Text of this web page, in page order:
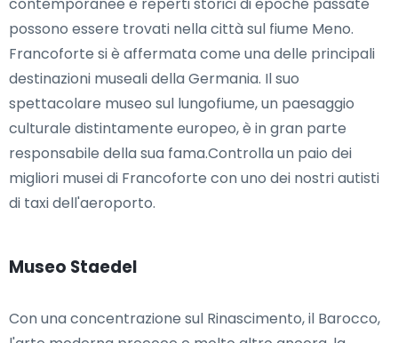
contemporanee e reperti storici di epoche passate
possono essere trovati nella città sul fiume Meno.
Francoforte si è affermata come una delle principali
destinazioni museali della Germania. Il suo
spettacolare museo sul lungofiume, un paesaggio
culturale distintamente europeo, è in gran parte
responsabile della sua fama.Controlla un paio dei
migliori musei di Francoforte con uno dei nostri autisti
di taxi dell'aeroporto.
Museo Staedel
Con una concentrazione sul Rinascimento, il Barocco,